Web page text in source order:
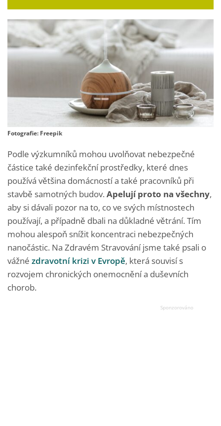
Fotografie: Freepik
Podle výzkumníků mohou uvolňovat nebezpečné
částice také dezinfekční prostředky, které dnes
používá většina domácností a také pracovníků při
stavbě samotných budov. Apelují proto na všechny,
aby si dávali pozor na to, co ve svých místnostech
používají, a případně dbali na důkladné větrání. Tím
mohou alespoň snížit koncentraci nebezpečných
nanočástic. Na Zdravém Stravování jsme také psali o
vážné zdravotní krizi v Evropě, která souvisí s
rozvojem chronických onemocnění a duševních
chorob.